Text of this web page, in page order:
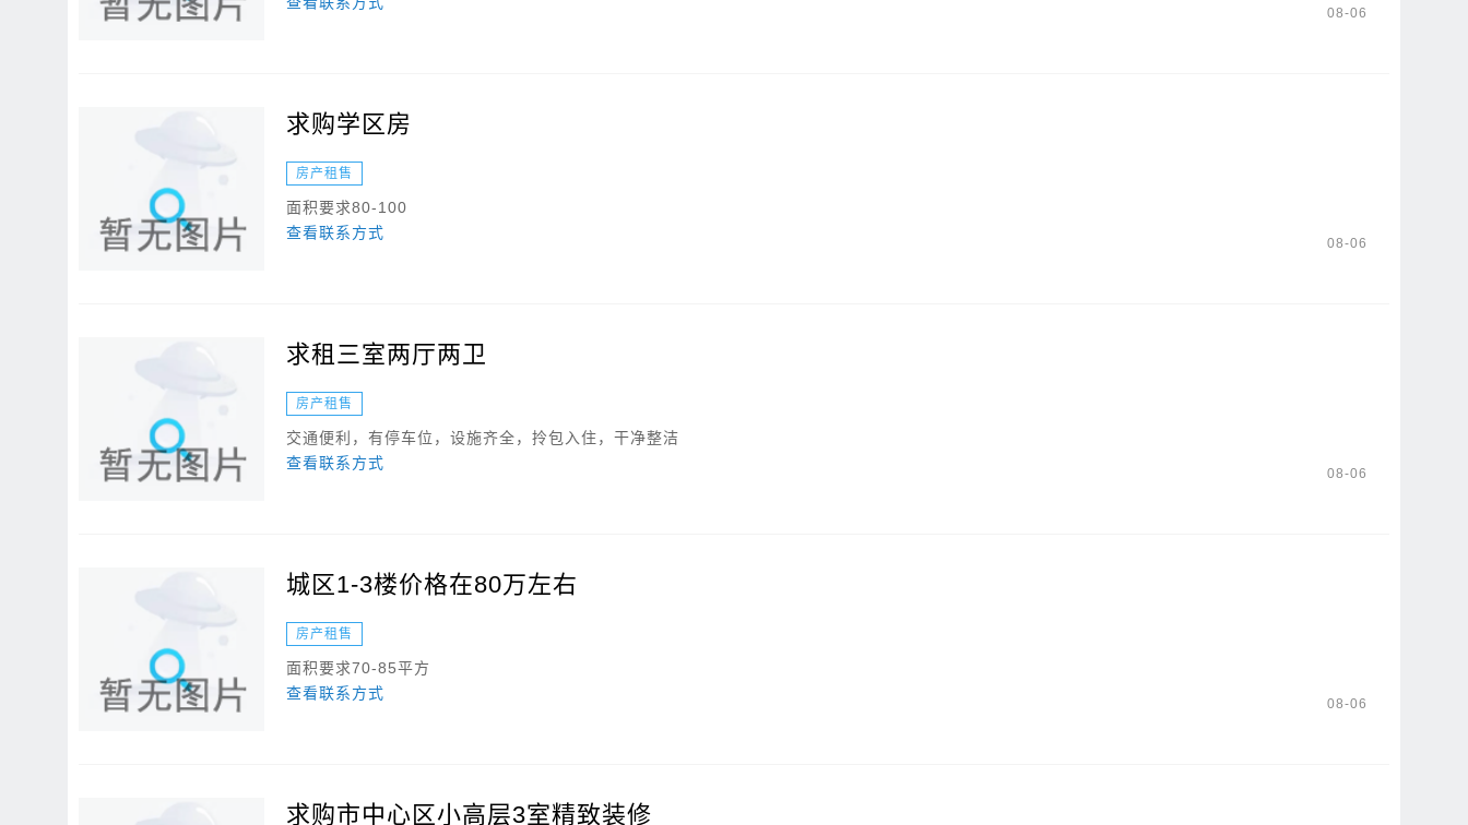
08-06
08-06
求购学区房
房产租售
面积要求80-100
查看联系方式
08-06
求租三室两厅两卫
房产租售
交通便利，有停车位，设施齐全，拎包入住，干净整洁
查看联系方式
08-06
城区1-3楼价格在80万左右
房产租售
面积要求70-85平方
查看联系方式
求购市中心区小高层3室精致装修